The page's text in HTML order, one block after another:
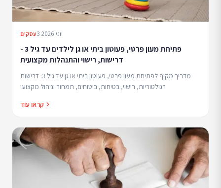
עסקים 3 יוני 2026
פתיחת מעון פרטי, פעוטון ביתי או גן לילדים עד גיל 3 -
דרישות, רישוי והתנהלות מקצועית
מדריך מקיף לפתיחת מעון פרטי, פעוטון ביתי או גן עד גיל 3: דרישות
רגולטוריות, רישוי, בטיחות, ביטוחים, תמחור וניהול מקצועי
קראו עוד